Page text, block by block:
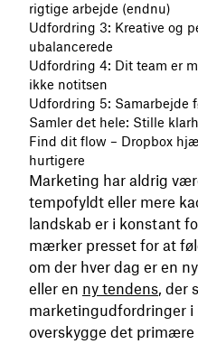
rigtige arbejde (endnu)
Udfordring 3: Kreative og
ubalancerede
Udfordring 4: Dit team er
ikke notitsen
Udfordring 5: Samarbejde
Samler det hele: Stille
Find dit flow – Dropbox
hurtigere
Marketing har aldrig
tempofyldt eller mere
landskab er i konstant
mærker presset for at
om der hver dag er en
eller en ny tendens, der
marketingudfordringer
overskygge det primære